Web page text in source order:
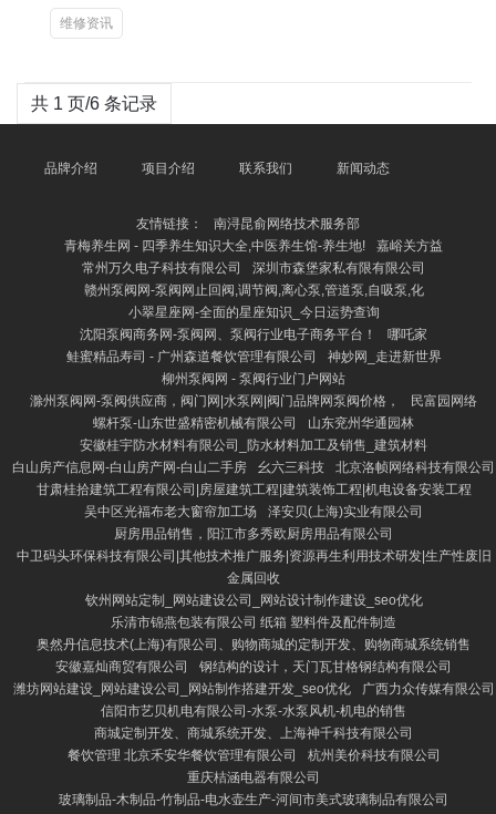
维修资讯
共 1 页/6 条记录
品牌介绍 项目介绍 联系我们 新闻动态
友情链接：
南浔昆俞网络技术服务部
青梅养生网 - 四季养生知识大全,中医养生馆-养生地!
嘉峪关方益
常州万久电子科技有限公司
深圳市森堡家私有限有限公司
赣州泵阀网-泵阀网止回阀,调节阀,离心泵,管道泵,自吸泵,化
小翠星座网-全面的星座知识_今日运势查询
沈阳泵阀商务网-泵阀网、泵阀行业电子商务平台！
哪吒家
鲑蜜精品寿司 - 广州森道餐饮管理有限公司
神妙网_走进新世界
柳州泵阀网 - 泵阀行业门户网站
滁州泵阀网-泵阀供应商，阀门网|水泵网|阀门品牌网泵阀价格，
民富园网络
螺杆泵-山东世盛精密机械有限公司
山东兖州华通园林
安徽桂宇防水材料有限公司_防水材料加工及销售_建筑材料
白山房产信息网-白山房产网-白山二手房
幺六三科技
北京洛帧网络科技有限公司
甘肃桂拾建筑工程有限公司|房屋建筑工程|建筑装饰工程|机电设备安装工程
吴中区光福布老大窗帘加工场
泽安贝(上海)实业有限公司
厨房用品销售，阳江市多秀欧厨房用品有限公司
中卫码头环保科技有限公司|其他技术推广服务|资源再生利用技术研发|生产性废旧
金属回收
钦州网站定制_网站建设公司_网站设计制作建设_seo优化
乐清市锦燕包装有限公司 纸箱 塑料件及配件制造
奥然丹信息技术(上海)有限公司、购物商城的定制开发、购物商城系统销售
安徽嘉灿商贸有限公司
钢结构的设计，天门瓦甘格钢结构有限公司
潍坊网站建设_网站建设公司_网站制作搭建开发_seo优化
广西力众传媒有限公司
信阳市艺贝机电有限公司-水泵-水泵风机-机电的销售
商城定制开发、商城系统开发、上海神千科技有限公司
餐饮管理 北京禾安华餐饮管理有限公司
杭州美价科技有限公司
重庆桔涵电器有限公司
玻璃制品-木制品-竹制品-电水壶生产-河间市美式玻璃制品有限公司